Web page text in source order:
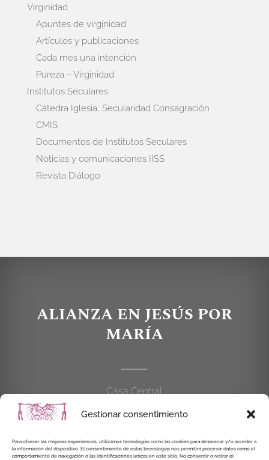
Gestionar consentimiento
Para ofrecer las mejores experiencias, utilizamos tecnologías como las cookies para almacenar y/o acceder a
la información del dispositivo. El consentimiento de estas tecnologías nos permitirá procesar datos como el
comportamiento de navegación o las identificaciones únicas en este sitio. No consentir o retirar el
Virginidad
Apuntes de virginidad
Artículos y publicaciones
Cada mes una intención
Pureza – Virginidad
Institutos Seculares
Cátedra Iglesia, Secularidad Consagración
CMIS
Documentos de Institutos Seculares
Noticias y comunicaciones IISS
Revista Diálogo
ALIANZA EN JESÚS POR
MARÍA
Casa Central
C/Cardenal Cisneros, 55
914 462 114